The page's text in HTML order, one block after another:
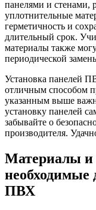
панелями и стенами,
уплотнительные
герметичность и
длительный срок.
материалы также
периодической
Установка панелей
отличным способом
указанным выше
установку панелей
забывайте о
производителя.
Материалы и
необходимые
ПВХ